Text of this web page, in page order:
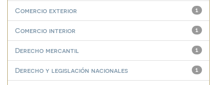
1
Comercio exterior
1
Comercio interior
1
Derecho mercantil
1
Derecho y legislación nacionales